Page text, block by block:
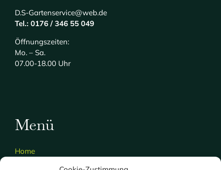
D.S-Gartenservice@web.de
Tel.: 0176 / 346 55 049
Öffnungszeiten:
Mo. – Sa.
07.00-18.00 Uhr
Menü
Home